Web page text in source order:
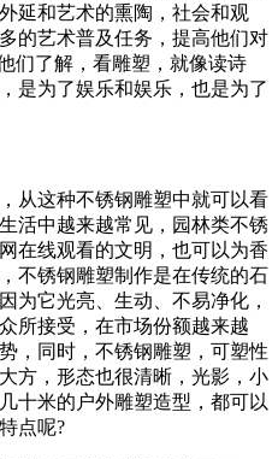
延和艺术的熏陶，社会和观
的艺术普及任务，提高他们对
们了解，看雕塑，就像读诗
是为了娱乐和娱乐，也是为了
从这种不锈钢雕塑中就可以看
活中越来越常见，园林类不锈
在线观看的文明，也可以为香
不锈钢雕塑制作是在传统的石
为它光亮、生动、不易净化，
所接受，在市场份额越来越
，同时，不锈钢雕塑，可塑性
方，形态也很清晰，光影，小
十米的户外雕塑造型，都可以
点呢?